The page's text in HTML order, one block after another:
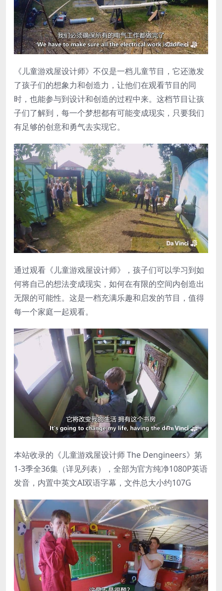
《儿童游戏屋设计师》不仅是一档儿童节目，它还激发
了孩子们的想象力和创造力，让他们在观看节目的同
时，也能参与到设计和创造的过程中来。这档节目让孩
子们了解到，每一个梦想都有可能变成现实，只要我们
有足够的创意和勇气去实现它。
通过观看《儿童游戏屋设计师》，孩子们可以学习到如
何将自己的想法变成现实，如何在有限的空间内创造出
无限的可能性。这是一档充满乐趣和启发的节目，值得
每一个家庭一起观看。
本站收录的《儿童游戏屋设计师 The Dengineers》第
1-3季全36集（详见列表），全部为官方纯净1080P英语
发音，内置中英文AI双语字幕，文件总大小约107G